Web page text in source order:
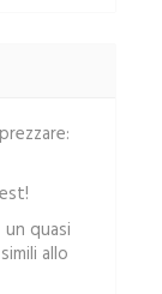
quasi
allo